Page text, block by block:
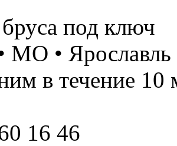
под ключ
МО • Ярославль
в течение 10
16 46